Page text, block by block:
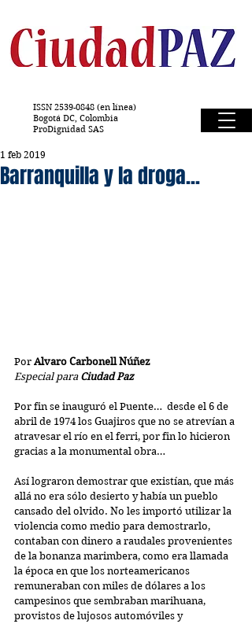
ISSN 2539-0848 (en línea)
Bogotá DC, Colombia
ProDignidad SAS
Barranquilla y la droga...
1 feb 2019
Por Alvaro Carbonell Núñez
Especial para Ciudad Paz
Por fin se inauguró el Puente…  desde el 6 de
abril de 1974 los Guajiros que no se atrevían a
atravesar el río en el ferri, por fin lo hicieron
gracias a la monumental obra…
Así lograron demostrar que existían, que más
allá no era sólo desierto y había un pueblo
cansado del olvido. No les importó utilizar la
violencia como medio para demostrarlo,
contaban con dinero a raudales provenientes
de la bonanza marimbera, como era llamada
la época en que los norteamericanos
remuneraban con miles de dólares a los
campesinos que sembraban marihuana,
provistos de lujosos automóviles y